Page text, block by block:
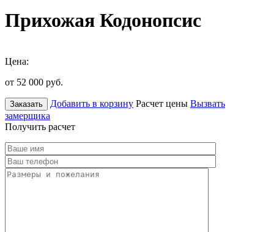
Прихожая Кодонопсис
Цена:
от 52 000 руб.
Заказать Добавить в корзину Расчет цены Вызвать
замерщика
Получить расчет